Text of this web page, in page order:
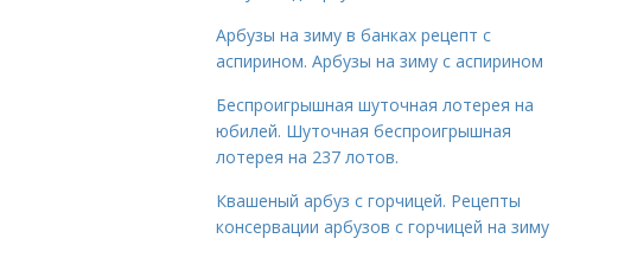
Арбузы на зиму в банках рецепт с
аспирином. Арбузы на зиму с аспирином
Беспроигрышная шуточная лотерея на
юбилей. Шуточная беспроигрышная
лотерея на 237 лотов.
Квашеный арбуз с горчицей. Рецепты
консервации арбузов с горчицей на зиму